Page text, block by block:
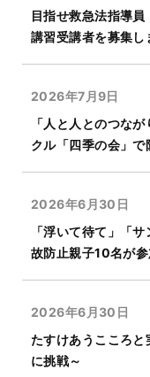
目指せ救急法指導
講習受講者を募集し
2026年7月9日
「人と人とのつな
クル「四季の会」で
2026年6月30日
「浮いて待て」「
故防止親子10名が参
2026年6月30日
たすけあうこころ
に挑戦～